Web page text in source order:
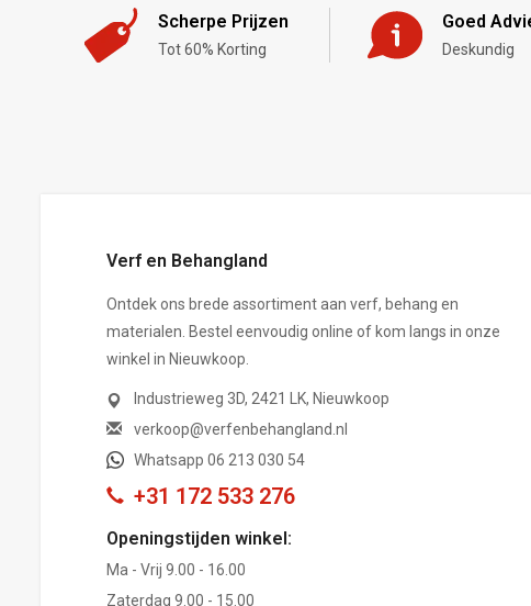
Scherpe Prijzen
Tot 60% Korting
Goed
Deskundig
Verf en Behangland
Ontdek ons brede assortiment aan verf, behang en
materialen. Bestel eenvoudig online of kom langs in onze
winkel in Nieuwkoop.
Industrieweg 3D, 2421 LK, Nieuwkoop
verkoop@verfenbehangland.nl
Whatsapp 06 213 030 54
+31 172 533 276
Openingstijden winkel:
Ma - Vrij 9.00 - 16.00
Zaterdag 9.00 - 15.00